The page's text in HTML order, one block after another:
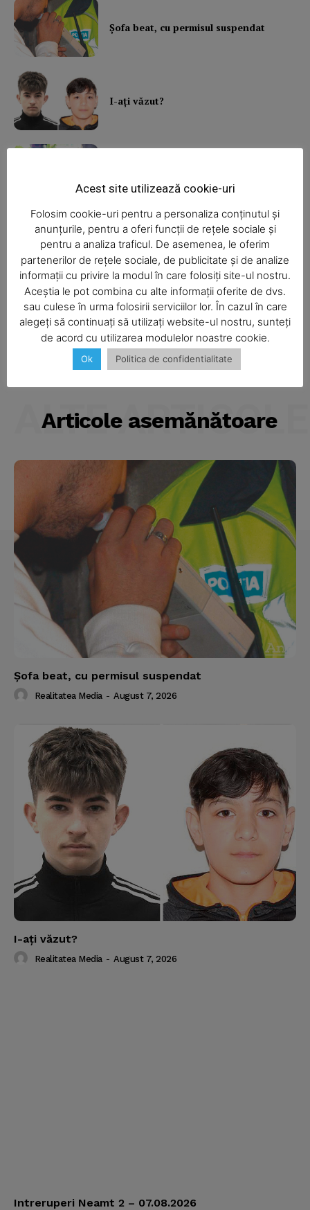
Magazine PRO
SUBSCRIBE NOW
Company
Contact us
My account
Şofa beat, cu permisul suspendat
I-aţi văzut?
Din cauza unei lumânări
nesupravegheate, o bătrână a rămas
fără casă
Camion răsturnat
Articole asemănătoare
ALTE ARTICOLE
Şofa beat, cu permisul suspendat
Realitatea Media - August 7, 2026
I-aţi văzut?
Realitatea Media - August 7, 2026
Intreruperi Neamt 2 – 07.08.2026
Acest site utilizează cookie-uri
Folosim cookie-uri pentru a personaliza conținutul și
anunțurile, pentru a oferi funcții de rețele sociale și
pentru a analiza traficul. De asemenea, le oferim
partenerilor de rețele sociale, de publicitate și de analize
informații cu privire la modul în care folosiți site-ul nostru.
Aceștia le pot combina cu alte informații oferite de dvs.
sau culese în urma folosirii serviciilor lor. În cazul în care
alegeți să continuați să utilizați website-ul nostru, sunteți
de acord cu utilizarea modulelor noastre cookie.
Ok Politica de confidentialitate